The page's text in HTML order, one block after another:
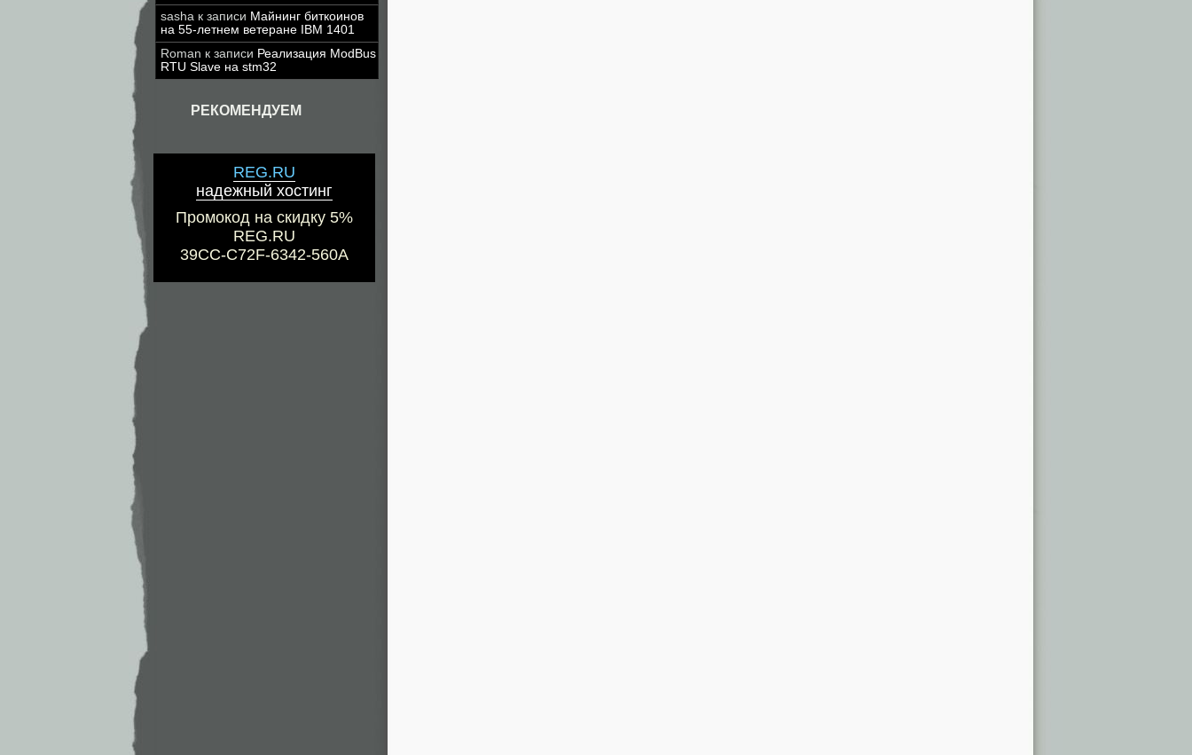
sasha к записи Майнинг биткоинов
на 55-летнем ветеране IBM 1401
Roman к записи Реализация ModBus
RTU Slave на stm32
РЕКОМЕНДУЕМ
REG.RU
надежный хостинг
Промокод на скидку 5%
REG.RU
39CC-C72F-6342-560A